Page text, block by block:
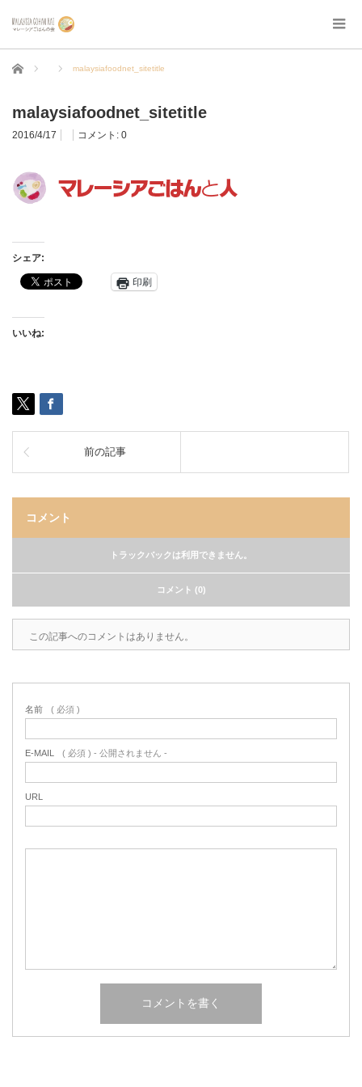
ホーム malaysiafoodnet_sitetitle
malaysiafoodnet_sitetitle
2016/4/17 コメント: 0
シェア:
印刷
いいね:
前の記事
コメント
トラックバックは利用できません。
コメント (0)
この記事へのコメントはありません。
名前 ( 必須 )
E-MAIL ( 必須 ) - 公開されません -
URL